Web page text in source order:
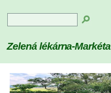
Zelená lékárna-Markéta